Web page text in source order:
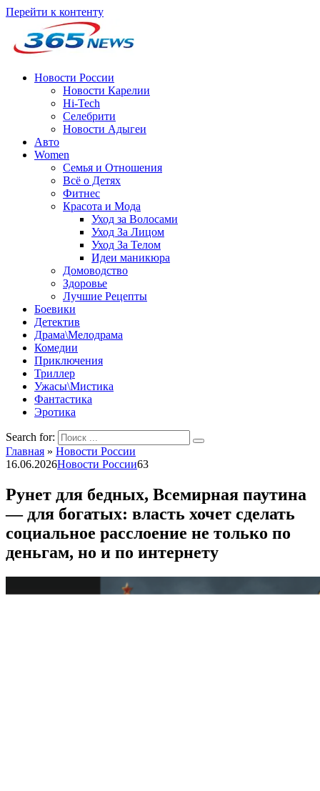
Перейти к контенту
Новости России
Новости Карелии
Hi-Tech
Селебрити
Новости Адыгеи
Авто
Women
Семья и Отношения
Всё о Детях
Фитнес
Красота и Мода
Уход за Волосами
Уход За Лицом
Уход За Телом
Идеи маникюра
Домоводство
Здоровье
Лучшие Рецепты
Боевики
Детектив
Драма\Мелодрама
Комедии
Приключения
Триллер
Ужасы\Мистика
Фантастика
Эротика
Search for:
Главная » Новости России
16.06.2026Новости России63
Рунет для бедных, Всемирная паутина
— для богатых: власть хочет сделать
социальное расслоение не только по
деньгам, но и по интернету